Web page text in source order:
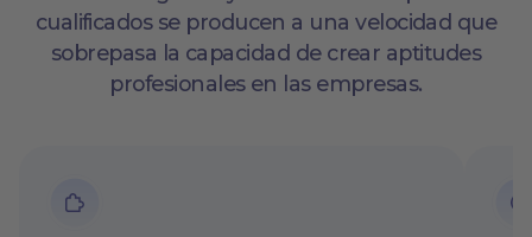
cualificados se producen a una velocidad que
sobrepasa la capacidad de crear aptitudes
profesionales en las empresas.